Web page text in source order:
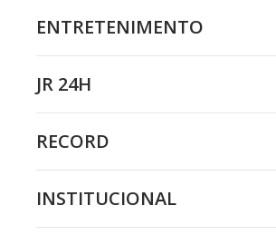
ENTRETENIMENTO
JR 24H
RECORD
INSTITUCIONAL